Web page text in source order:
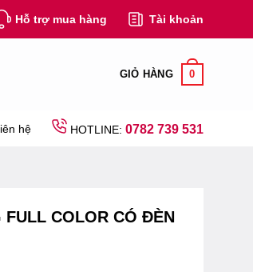
Hỗ trợ mua hàng Tài khoản
GIỎ HÀNG 0
hệ HOTLINE: 0782 739 531
FULL COLOR CÓ ĐÈN